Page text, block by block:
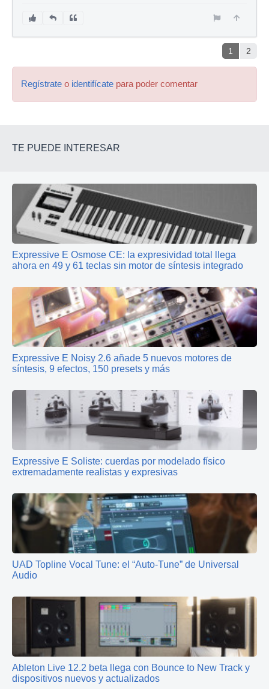
1 2
Regístrate o identifícate para poder comentar
TE PUEDE INTERESAR
Expressive E Osmose CE: la expresividad total llega
ahora en 49 y 61 teclas sin motor de síntesis integrado
Expressive E Noisy 2.6 añade 5 nuevos motores de
síntesis, 9 efectos, 150 presets y más
Expressive E Soliste: cuerdas por modelado físico
extremadamente realistas y expresivas
UAD Topline Vocal Tune: el “Auto‑Tune” de Universal
Audio
Ableton Live 12.2 beta llega con Bounce to New Track y
dispositivos nuevos y actualizados